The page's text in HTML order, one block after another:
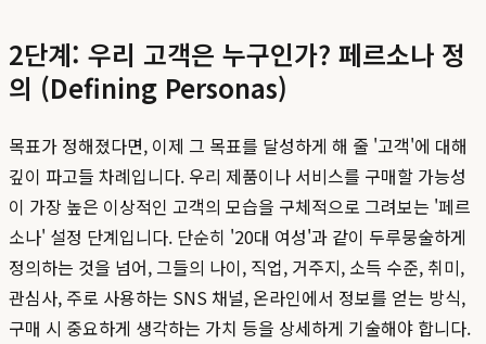
2단계: 우리 고객은 누구인가? 페르소나 정
의 (Defining Personas)
목표가 정해졌다면, 이제 그 목표를 달성하게 해 줄 '고객'에 대해
깊이 파고들 차례입니다. 우리 제품이나 서비스를 구매할 가능성
이 가장 높은 이상적인 고객의 모습을 구체적으로 그려보는 '페르
소나' 설정 단계입니다. 단순히 '20대 여성'과 같이 두루뭉술하게
정의하는 것을 넘어, 그들의 나이, 직업, 거주지, 소득 수준, 취미,
관심사, 주로 사용하는 SNS 채널, 온라인에서 정보를 얻는 방식,
구매 시 중요하게 생각하는 가치 등을 상세하게 기술해야 합니다.